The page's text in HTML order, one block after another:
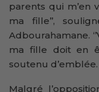
parents qui m’en
ma fille’’,
Adbourahamane.
ma fille doit en
soutenu d’emblée.
Malgré